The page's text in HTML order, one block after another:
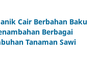
Cair Berbahan Baku
Berbagai
Tanaman Sawi